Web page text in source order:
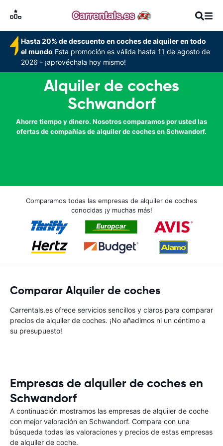
Hasta 20% de descuento en coches de alquiler en todo
el mundo Esta promoción es válida hasta 11 de agosto de
2026 - ¡aprovéchala hoy mismo!
Alquiler de coches
Schwandorf
Ahorre tiempo y dinero. Nosotros comparamos por usted las
ofertas de compañías de alquiler de coches en Schwandorf.
Comparamos todas las empresas de alquiler de coches
conocidas ¡y muchas más!
Comparar Alquiler de coches
Carrentals.es ofrece servicios sencillos y claros para comparar
precios de alquiler de coches. ¡No añadimos ni un céntimo a
su presupuesto!
Empresas de alquiler de coches en
Schwandorf
A continuación mostramos las empresas de alquiler de coche
con mejor valoración en Schwandorf. Compara con una
búsqueda todas las valoraciones y precios de estas empresas
de alquiler de coche.